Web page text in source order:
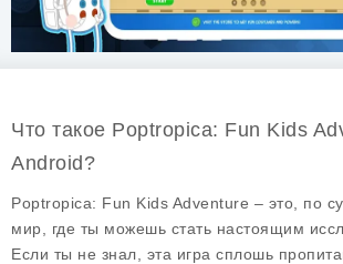
Что такое Poptropica: Fun Kids
Android?
Poptropica: Fun Kids Adventure – это, по
мир, где ты можешь стать настоящим
Если ты не знал, эта игра сплошь